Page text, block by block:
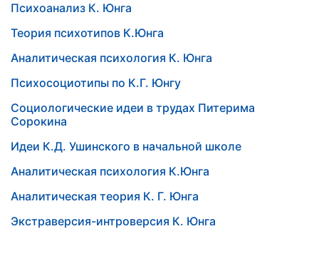
Психоанализ К. Юнга
Теория психотипов К.Юнга
Аналитическая психология К. Юнга
Психосоциотипы по К.Г. Юнгу
Социологические идеи в трудах Питерима
Сорокина
Идеи К.Д. Ушинского в начальной школе
Аналитическая психология К.Юнга
Аналитическая теория К. Г. Юнга
Экстраверсия-интроверсия К. Юнга